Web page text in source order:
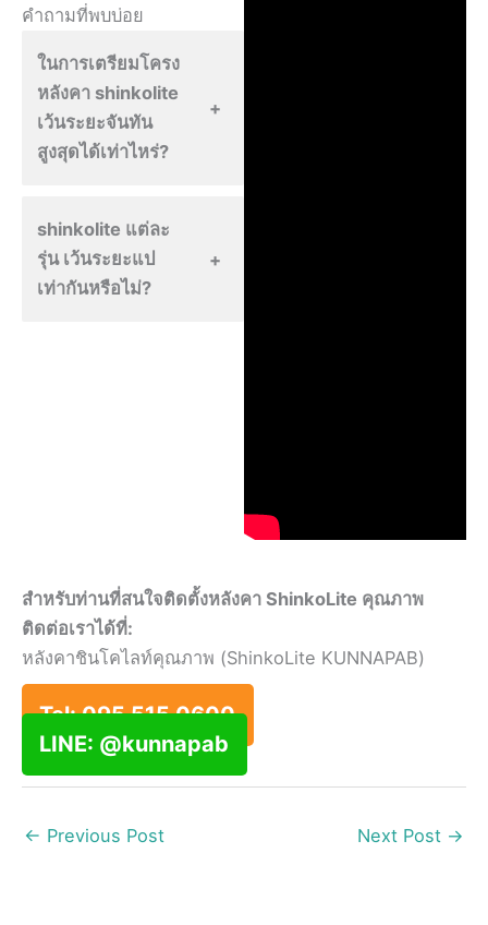
คำถามที่พบบ่อย
ในการเตรียมโครง
หลังคา shinkolite
เว้นระยะจันทัน
สูงสุดได้เท่าไหร่?
shinkolite แต่ละ
รุ่น เว้นระยะแป
เท่ากันหรือไม่?
สำหรับท่านที่สนใจติดตั้งหลังคา ShinkoLite คุณภาพ
ติดต่อเราได้ที่:
หลังคาชินโคไลท์คุณภาพ (ShinkoLite KUNNAPAB)
Tel: 095 515 0600
LINE: @kunnapab
← Previous Post Next Post →